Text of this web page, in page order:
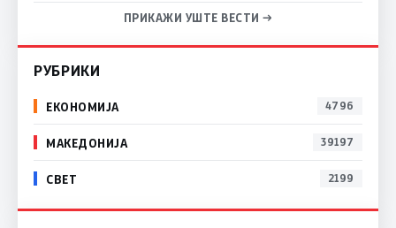
ПРИКАЖИ УШТЕ ВЕСТИ →
РУБРИКИ
ЕКОНОМИЈА 4796
МАКЕДОНИЈА 39197
СВЕТ 2199